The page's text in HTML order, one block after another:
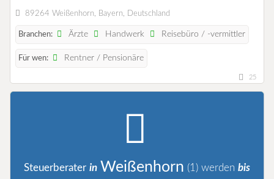
89264 Weißenhorn, Bayern, Deutschland
Branchen: Ärzte Handwerk Reisebüro / -vermittler
Für wen: Rentner / Pensionäre
25
Steuerberater in Weißenhorn (1) werden bis